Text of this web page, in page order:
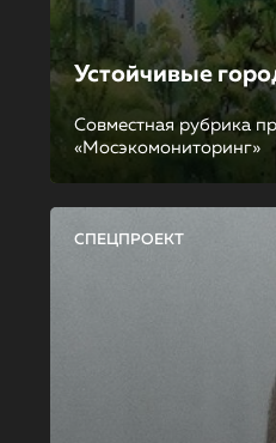
Устойчивые
Совместная рубрика
«Мосэкомониторинг»
СПЕЦПРОЕКТ